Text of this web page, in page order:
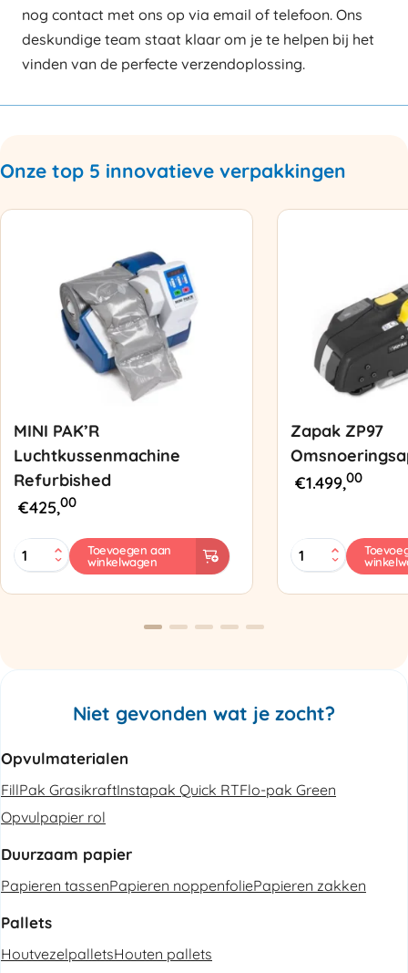
nog contact met ons op via email of telefoon. Ons
deskundige team staat klaar om je te helpen bij het
vinden van de perfecte verzendoplossing.
Onze top 5 innovatieve verpakkingen
MINI PAK’R
Luchtkussenmachine
Refurbished
€425,00
MINI
PAK'R
Refurbished
Toevoegen aan
winkelwagen
Zapak ZP97
€1.499,00
Zapak
ZP97
aantal
Niet gevonden wat je zocht?
Opvulmaterialen
FillPak GrasikraftInstapak Quick RTFlo-pak Green
Opvulpapier rol
Duurzaam papier
Papieren tassenPapieren noppenfoliePapieren zakken
Pallets
HoutvezelpalletsHouten pallets